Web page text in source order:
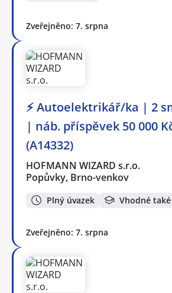
Zveřejněno: 7. srpna
⚡ Autoelektrikář/ka | 2
| náb. příspěvek 50 000
(A14332)
HOFMANN WIZARD s.r.o.
Popůvky, Brno-venkov
Plný úvazek Vhodné
Zveřejněno: 7. srpna